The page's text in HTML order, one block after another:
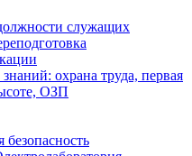
служащих
охрана труда, первая
ОЗП